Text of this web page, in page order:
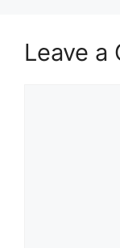
Leave a